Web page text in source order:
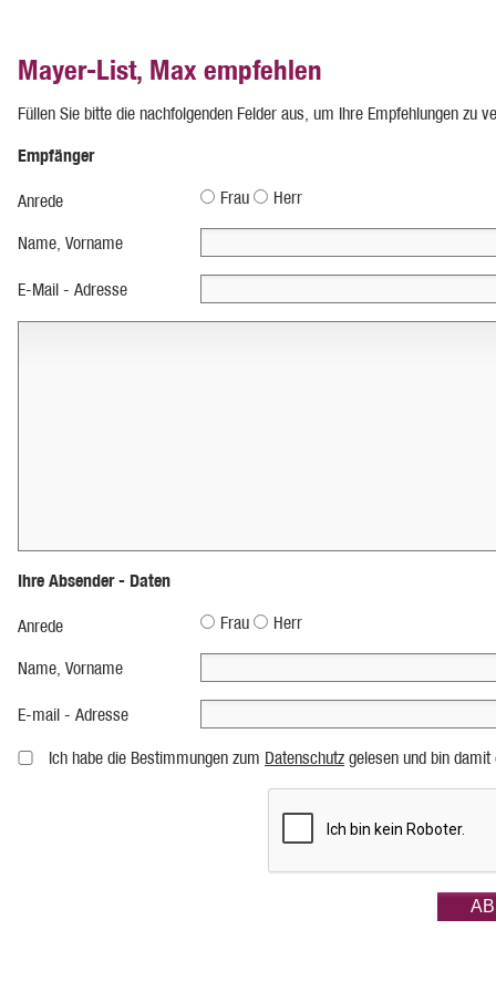
Mayer-List, Max empfehlen
Füllen Sie bitte die nachfolgenden Felder aus, um Ihre Empfehlungen zu
Empfänger
Anrede Frau Herr
Name, Vorname
E-Mail - Adresse
Ihre Absender - Daten
Anrede Frau Herr
Name, Vorname
E-mail - Adresse
Ich habe die Bestimmungen zum Datenschutz gelesen und bin